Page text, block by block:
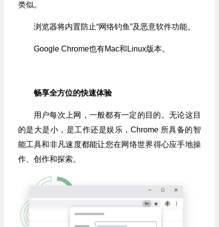
类似。
浏览器将内置防止“网络钓鱼”及恶意软件功能。
Google Chrome也有Mac和Linux版本。
畅享全方位的快速体验
用户每次上网，一般都有一定的目的。无论这目
的是大是小，是工作还是娱乐，Chrome 所具备的智
能工具和非凡速度都能让您在网络世界得心应手地操
作、创作和探索。